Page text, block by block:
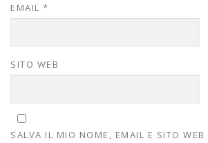
EMAIL *
SITO WEB
SALVA IL MIO NOME, EMAIL E SITO WEB